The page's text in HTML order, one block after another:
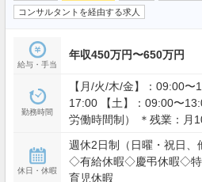
コンサルタントを経由する求人
給与・手当
年収450万円〜650万円
勤務時間
【月/火/木/金】：09:00
17:00 【土】：09:00〜
労働時間制） ＊残業：月
休日・休暇
週休2日制（日曜・祝日、
◇有給休暇◇慶弔休暇◇
育児休暇